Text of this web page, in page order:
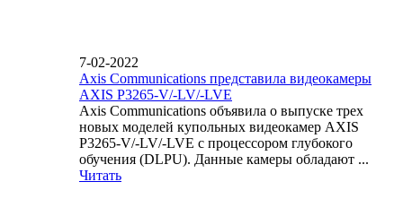
7-02-2022
Axis Communications представила видеокамеры
AXIS P3265-V/-LV/-LVE
Axis Communications объявила о выпуске трех
новых моделей купольных видеокамер AXIS
P3265-V/-LV/-LVE с процессором глубокого
обучения (DLPU). Данные камеры обладают ...
Читать